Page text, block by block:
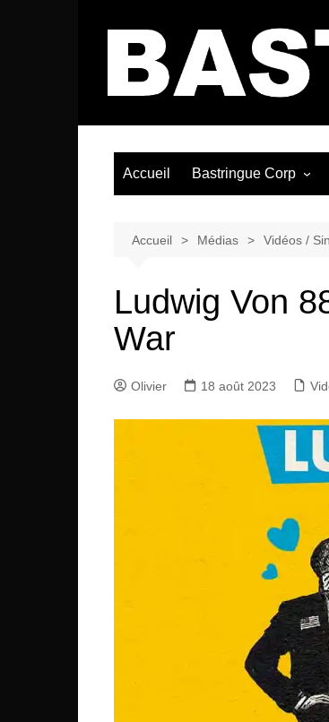
Accueil Bastringue Corp
Accueil Médias Vidéos /
Ludwig Von
War
Olivier 18 août 2023